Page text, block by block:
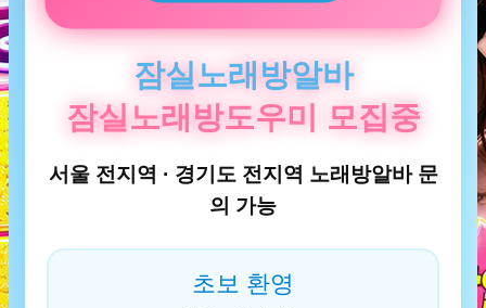
잠실노래방알바
잠실노래방도우미 모집중
서울 전지역 · 경기도 전지역 노래방알바 문
의 가능
초보 환영